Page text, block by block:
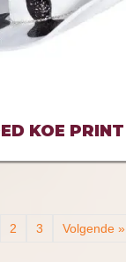
KOE PRINT
2 3 Volgende »